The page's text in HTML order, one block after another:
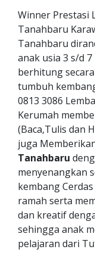
Winner Prestasi
Tanahbaru
Tanahbaru
anak usia 3 s/d
berhitung
tumbuh
0813 3086
Kerumah
(Baca,Tulis dan
juga
Tanahbaru
menyenangkan
kembang
ramah serta
dan kreatif
sehingga anak
pelajaran dari